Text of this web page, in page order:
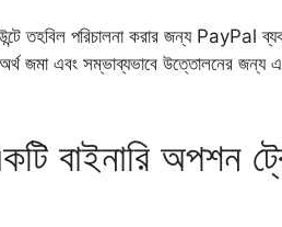
তহবিল পরিচালনা করার জন্য PayPal
অর্থ জমা এবং সম্ভাব্যভাবে উত্তোলনের জন্য
বাইনারি অপশন